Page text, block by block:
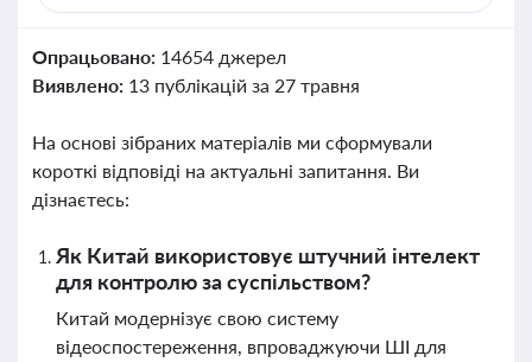
Опрацьовано: 14654 джерел
Виявлено: 13 публікацій за 27 травня
На основі зібраних матеріалів ми сформували
короткі відповіді на актуальні запитання. Ви
дізнаєтесь:
Як Китай використовує штучний інтелект
для контролю за суспільством?
Китай модернізує свою систему
відеоспостереження, впроваджуючи ШІ для